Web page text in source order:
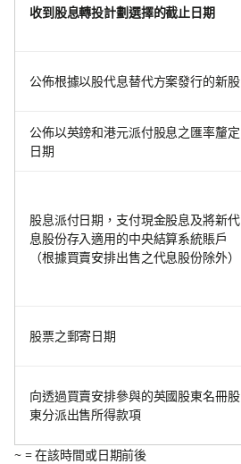
收到股息轉投計劃選擇的截止日期
公佈根據以股代息替代方案發行的新股
公佈以英鎊和港元派付股息之匯率釐定
日期
股息派付日期，支付現金股息及將新代
息股份存入適用的中央結算系統賬戶
（根據買賣安排出售之代息股份除外）
股票之郵寄日期
向透過買賣安排參與的英國股東名冊股
東分派出售所得款項
~ = 在該時間或日期前後